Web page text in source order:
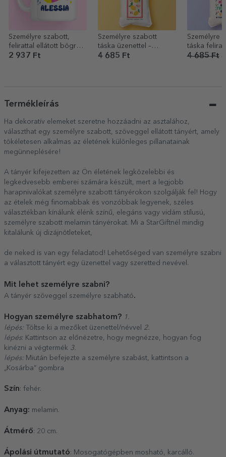
Személyre szabott,
felirattal ellátott bögre –
Kpop
2 937 Ft
Személyre szabott
táska üzenettel –
Summer
4 685 Ft
Személyre
táska
good vibes
4 685 Ft3
Termékleírás
Ha dekoratív elemeket szeretne hozzáadni az asztalához,
választhat egy személyre szabott, szöveggel ellátott tányért, amely
tökéletesen alkalmas az életének különleges pillanatainak
megünneplésére!
A tányér kifejezetten az Ön életének legközelebbi és
legkedvesebb emberei számára készült, mert a legjobb
harapnivalókat személyre szabott tányérokon szolgálják fel! Hogy
az ételek még finomabbak és vonzóbbak legyenek, széles
választékban kínálunk élénk színű, elegáns vagy vidám stílusú,
személyre szabott melamin tányérokat. Mi a StarGiftnél mindig
kitalálunk új dizájnötleteket,
de neked is van egy feladatod! Lehetőséged van személyre szabni
a választott tányért egy üzenettel vagy szeretted nevével.
Mit lehet személyre szabni?
A tányér szöveggel személyre szabható.
Hogyan személyre szabhatom? 1.
lépés: Töltse ki a mezőket üzenettel/névvel 2.
lépés: Kattintson az előnézetre, hogy megnézze, hogyan fog
kinézni a végtermék 3.
lépés: Miután befejezte a személyre szabást, kattintson a
„Kosárba” gombra
Szín: fehér.
Anyag: melamin.
Átmérő: 20 cm.
Ápolási útmutató: Mosogatógépben mosható, karcálló.